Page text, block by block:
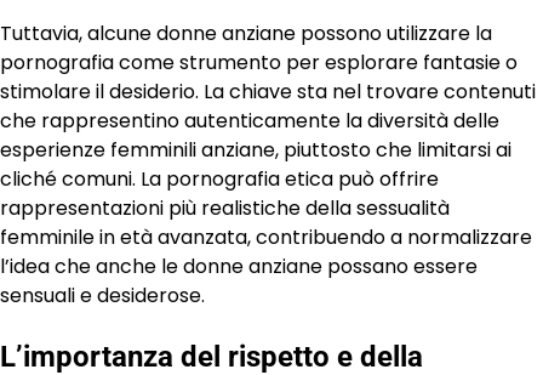
Tuttavia, alcune donne anziane possono utilizzare la
pornografia come strumento per esplorare fantasie o
stimolare il desiderio. La chiave sta nel trovare contenuti
che rappresentino autenticamente la diversità delle
esperienze femminili anziane, piuttosto che limitarsi ai
cliché comuni. La pornografia etica può offrire
rappresentazioni più realistiche della sessualità
femminile in età avanzata, contribuendo a normalizzare
l’idea che anche le donne anziane possano essere
sensuali e desiderose.
L’importanza del rispetto e della